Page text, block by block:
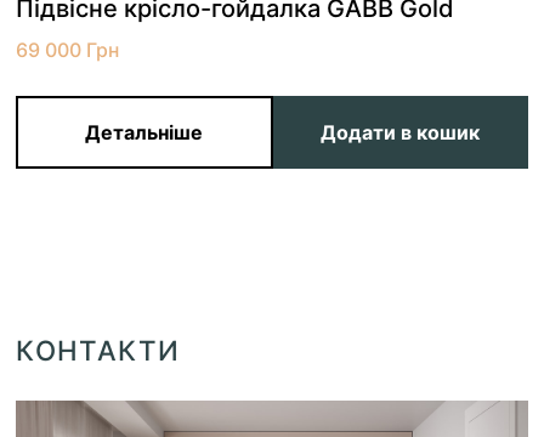
Підвісне крісло-гойдалка GABB Gold
69 000 Грн
Детальніше Додати в кошик
КОНТАКТИ